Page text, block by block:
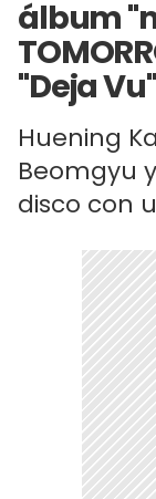
álbum
"Deja Vu"
Huening
Beomgyu
disco con